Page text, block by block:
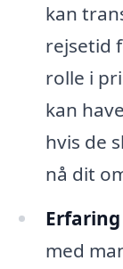
kan
rejsetid
rolle i
kan
hvis de
nå dit
med